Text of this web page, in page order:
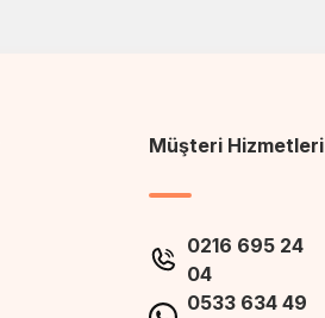
Müşteri Hizmetleri
0216 695 24
04
0533 634 49